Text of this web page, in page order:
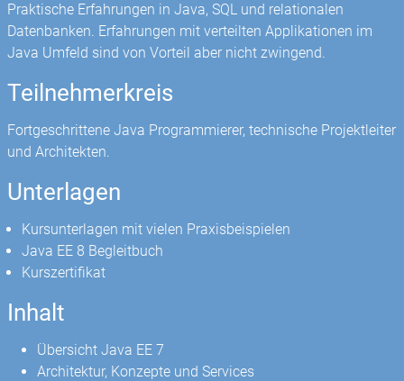
Praktische Erfahrungen in Java, SQL und relationalen
Datenbanken. Erfahrungen mit verteilten Applikationen im
Java Umfeld sind von Vorteil aber nicht zwingend.
Teilnehmerkreis
Fortgeschrittene Java Programmierer, technische Projektleiter
und Architekten.
Unterlagen
Kursunterlagen mit vielen Praxisbeispielen
Java EE 8 Begleitbuch
Kurszertifikat
Inhalt
Übersicht Java EE 7
Architektur, Konzepte und Services